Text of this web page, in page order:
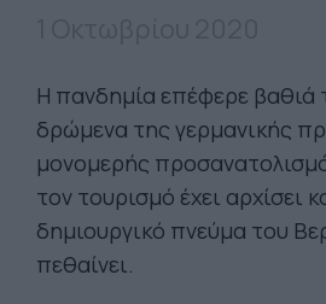
Η πανδημία επέφερε βαθιά
δρώμενα της γερμανικής
μονομερής
τον τουρισμό έχει αρχίσει
δημιουργικό πνεύμα του
πεθαίνει.